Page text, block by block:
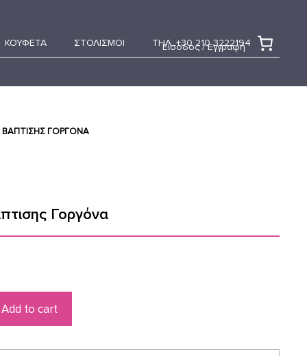
Είσοδος / Εγγραφή
ΚΟΥΦΕΤΑ ΣΤΟΛΙΣΜΟΙ ΤΗΛ. +30 210 3222194
ΓΟΡΓΌΝΑ
Γοργόνα
Add to cart